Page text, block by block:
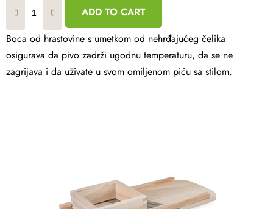
ADD TO CART
Boca od hrastovine s umetkom od nehrđajućeg čelika
osigurava da pivo zadrži ugodnu temperaturu, da se ne
zagrijava i da uživate u svom omiljenom piću sa stilom.